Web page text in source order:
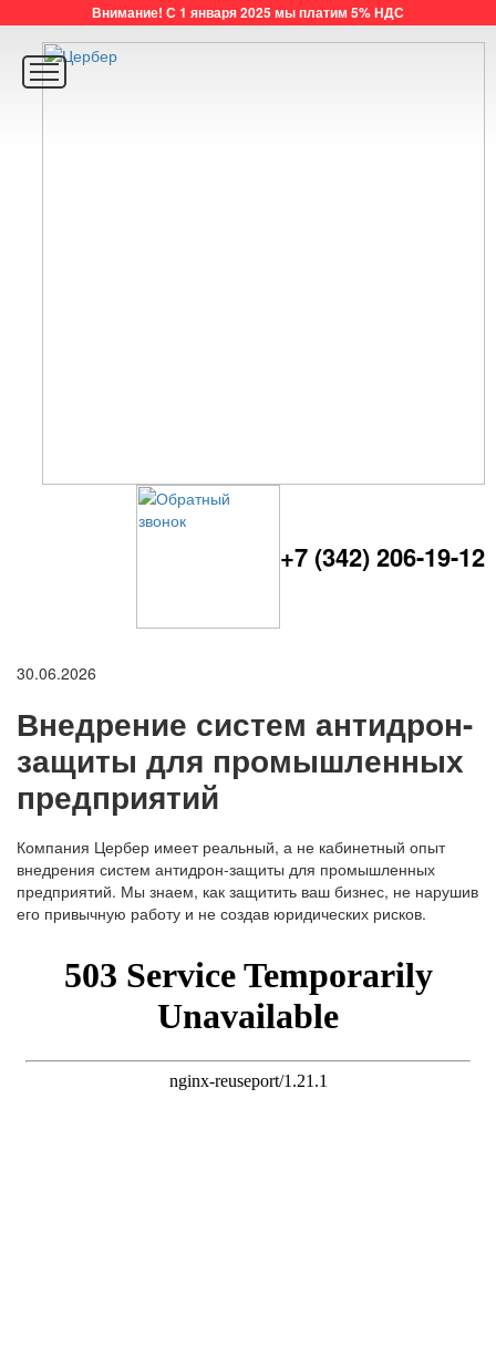
Внимание! С 1 января 2025 мы платим 5% НДС
+7 (342) 206-19-12
30.06.2026
Внедрение систем антидрон-
защиты для промышленных
предприятий
Компания Цербер имеет реальный, а не кабинетный опыт
внедрения систем антидрон-защиты для промышленных
предприятий. Мы знаем, как защитить ваш бизнес, не нарушив
его привычную работу и не создав юридических рисков.